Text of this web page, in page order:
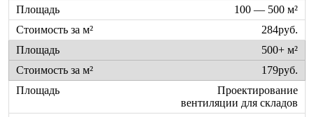
100 — 500 м²
284руб.
500+ м²
179руб.
Проектирование
вентиляции для складов